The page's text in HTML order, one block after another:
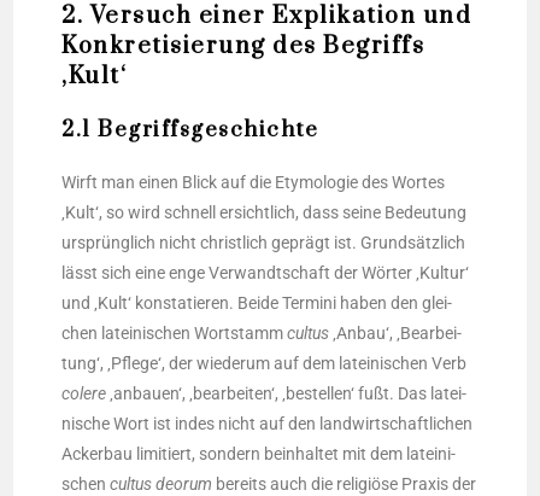
2. Versuch einer Explikation und
Konkretisierung des Begriffs
‚Kult‘
2.1 Begriffsgeschichte
Wirft man einen Blick auf die Ety­mo­lo­gie des Wor­tes
‚Kult‘, so wird schnell ersicht­lich, dass sei­ne Bedeu­tung
ursprüng­lich nicht christ­lich geprägt ist. Grund­sätz­lich
lässt sich eine enge Ver­wandt­schaft der Wör­ter ‚Kul­tur‘
und ‚Kult‘ kon­sta­tie­ren. Bei­de Ter­mi­ni haben den glei­
chen latei­ni­schen Wort­stammcul­tus ‚Anbau‘, ‚Bear­bei­
tung‘, ‚Pfle­ge‘, der wie­der­um auf dem latei­ni­schen Verb
cole­re ‚anbau­en‘, ‚bear­bei­ten‘, ‚bestel­len‘ fußt. Das latei­
ni­sche Wort ist indes nicht auf den land­wirt­schaft­li­chen
Acker­bau limi­tiert, son­dern beinhal­tet mit dem latei­ni­
schencul­tus deorum bereits auch die reli­giö­se Pra­xis der